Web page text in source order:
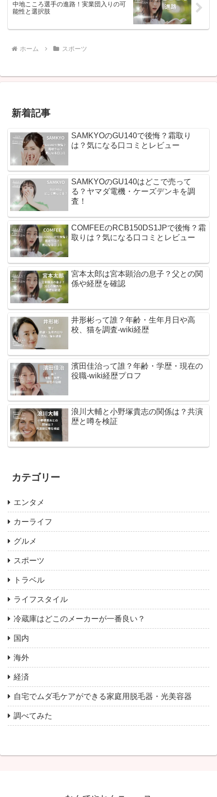
中地こころ選手の進路！実業団入りの可
能性と選択肢
ホーム スポーツ
新着記事
SAMKYOのGU140で後悔？霜取り
は？気になる口コミとレビュー
SAMKYOのGU140はどこで売って
る？ヤマダ電機・ケーズデンキを調
査！
COMFEEのRCB150DS1JPで後悔？霜
取りは？気になる口コミとレビュー
宮本太郎は宮本顕治の息子？父との関
係や経歴を確認
井形彬って誰？年齢・生年月日や高
校、猫を調査-wiki経歴
濱田佳治って誰？年齢・学歴・現在の
役職-wiki経歴プロフ
浪川大輔と小野塚貴志の関係は？共演
歴と噂を検証
カテゴリー
エンタメ
カーライフ
グルメ
スポーツ
トラベル
ライフスタイル
冷蔵庫はどこのメーカーが一番良い？
国内
海外
経済
自宅でムダ毛ケアができる家庭用脱毛器・光美容器
調べてみた